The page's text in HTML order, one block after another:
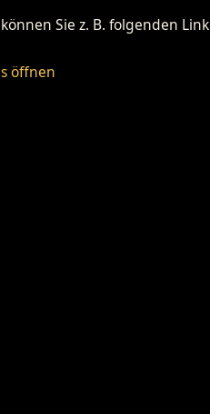
Sie z. B. folgenden Link
öffnen